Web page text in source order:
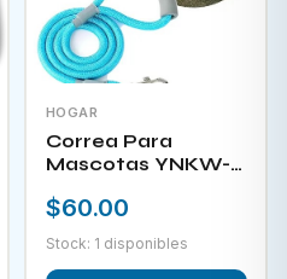
HOGAR
Correa Para
Mascotas YNKW-
$60.00
Stock: 1 disponibles